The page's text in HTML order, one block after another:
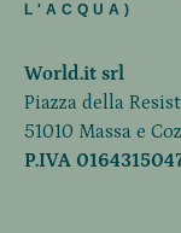
L'ACQUA)
World.it srl
Piazza della
51010 Massa e
P.IVA